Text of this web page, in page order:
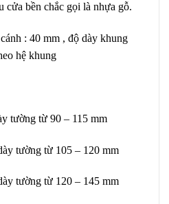
cửa bền chắc gọi là nhựa gỗ.
: 40 mm , độ dày khung
hệ khung
tường từ 90 – 115 mm
tường từ 105 – 120 mm
tường từ 120 – 145 mm